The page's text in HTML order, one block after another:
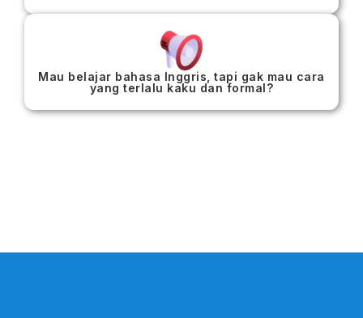
Mau belajar bahasa Inggris, tapi gak mau cara
yang terlalu kaku dan formal?